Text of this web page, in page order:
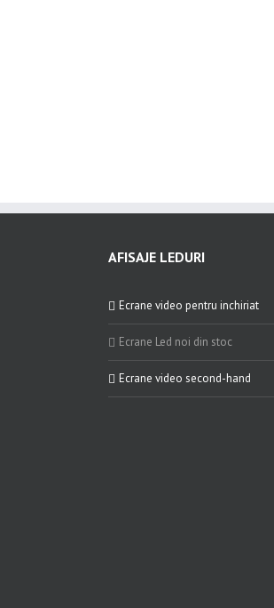
AFISAJE LEDURI
Ecrane video pentru inchiriat
Ecrane Led noi din stoc
Ecrane video second-hand